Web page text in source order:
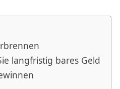
langfristig bares Geld